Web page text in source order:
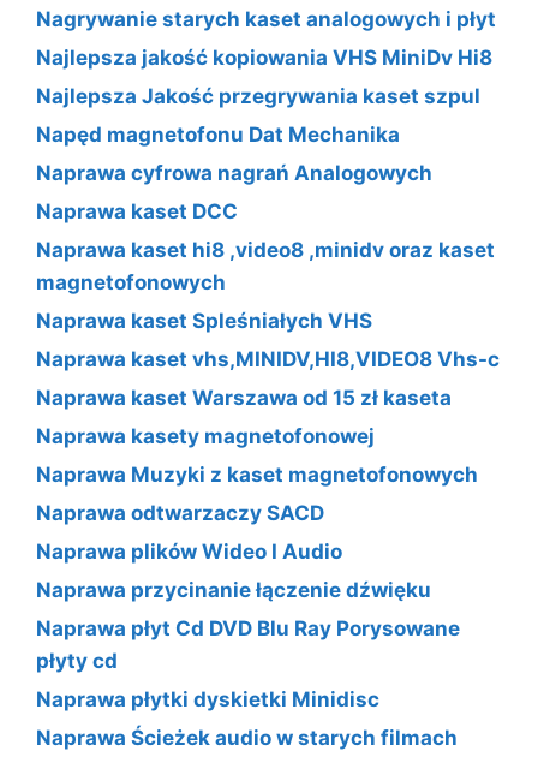
Nagrywanie starych kaset analogowych i płyt
Najlepsza jakość kopiowania VHS MiniDv Hi8
Najlepsza Jakość przegrywania kaset szpul
Napęd magnetofonu Dat Mechanika
Naprawa cyfrowa nagrań Analogowych
Naprawa kaset DCC
Naprawa kaset hi8 ,video8 ,minidv oraz kaset
magnetofonowych
Naprawa kaset Spleśniałych VHS
Naprawa kaset vhs,MINIDV,HI8,VIDEO8 Vhs-c
Naprawa kaset Warszawa od 15 zł kaseta
Naprawa kasety magnetofonowej
Naprawa Muzyki z kaset magnetofonowych
Naprawa odtwarzaczy SACD
Naprawa plików Wideo I Audio
Naprawa przycinanie łączenie dźwięku
Naprawa płyt Cd DVD Blu Ray Porysowane
płyty cd
Naprawa płytki dyskietki Minidisc
Naprawa Ścieżek audio w starych filmach